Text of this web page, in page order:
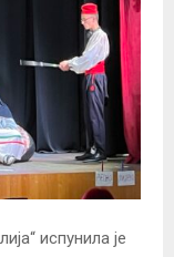
испунила је